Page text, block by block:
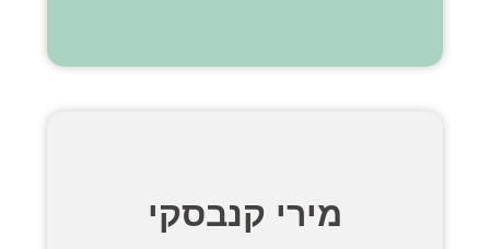
מירי קנבסקי